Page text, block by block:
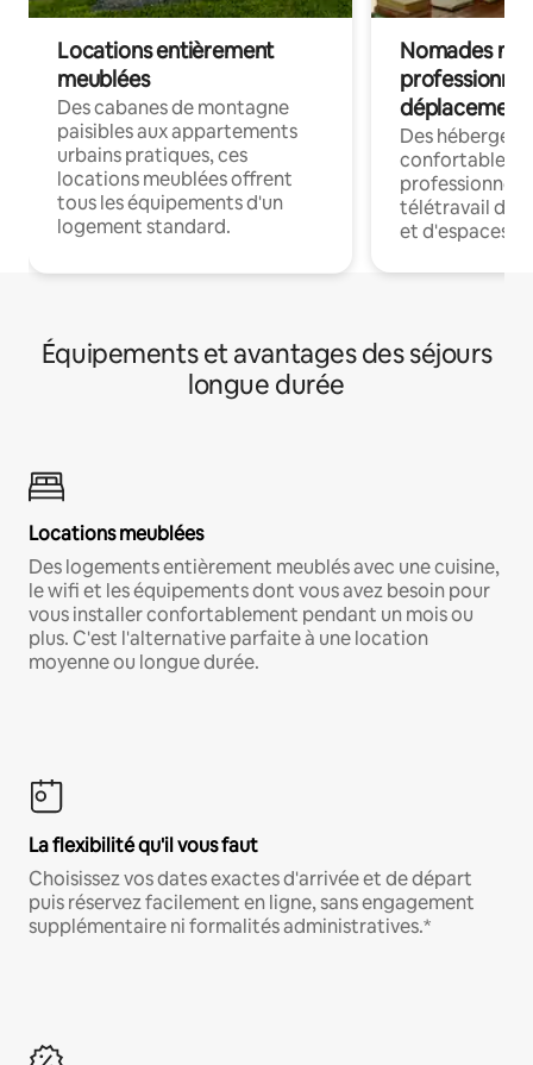
Locations entièrement
meublées
Des cabanes de montagne
paisibles aux appartements
urbains pratiques, ces
locations meublées offrent
tous les équipements d'un
logement standard.
Nomades
déplacement
Des
confortables
professionnels
télétravail
et d'espaces
Équipements et avantages des séjours
longue durée
Locations meublées
Des logements entièrement meublés avec une cuisine,
le wifi et les équipements dont vous avez besoin pour
vous installer confortablement pendant un mois ou
plus. C'est l'alternative parfaite à une location
moyenne ou longue durée.
La flexibilité qu'il vous faut
Choisissez vos dates exactes d'arrivée et de départ
puis réservez facilement en ligne, sans engagement
supplémentaire ni formalités administratives.*